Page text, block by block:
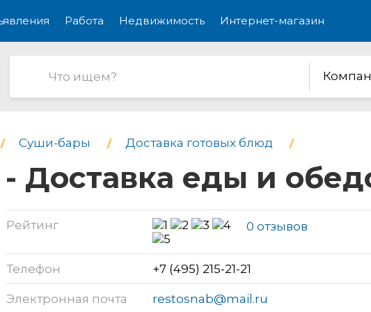
Работа Недвижимость Интернет-магазин
Суши-бары Доставка готовых блюд
Доставка еды и
Рейтинг 0 отзывов
Телефон +7 (495) 215-21-21
Электронная почта restosnab@mail.ru